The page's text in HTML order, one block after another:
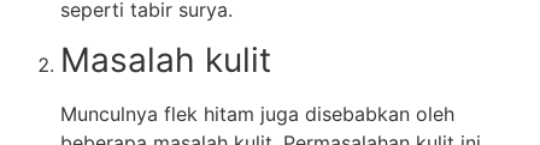
seperti tabir surya.
Masalah kulit
Munculnya flek hitam juga disebabkan oleh